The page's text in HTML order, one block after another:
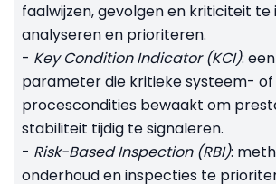
faalwijzen, gevolgen en kriticiteit
analyseren en prioriteren.
- Key Condition Indicator (KCI):
parameter die kritieke systeem- of
procescondities bewaakt om
stabiliteit tijdig te signaleren.
- Risk-Based Inspection (RBI):
onderhoud en inspecties te